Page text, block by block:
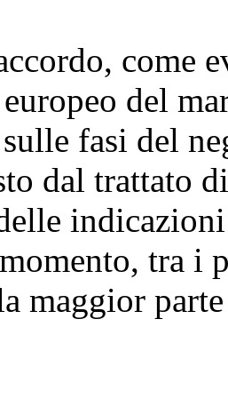
come
del
sulle fasi del
dal trattato
tra i
maggior